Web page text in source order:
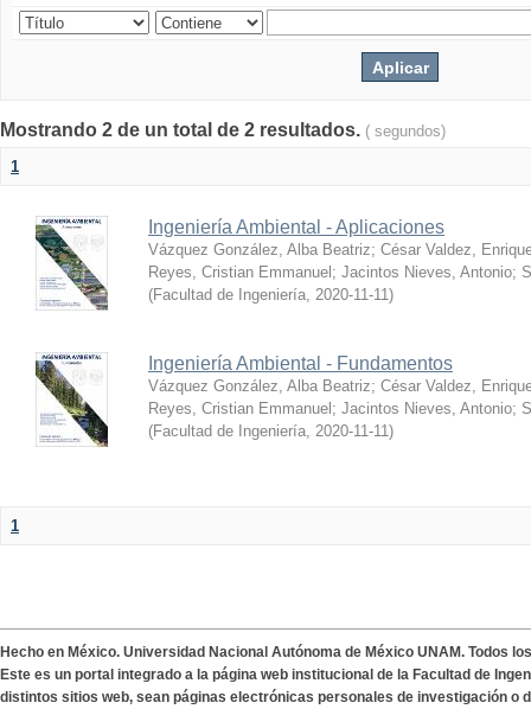
Mostrando 2 de un total de 2 resultados. ( segundos)
1
Ingeniería Ambiental - Aplicaciones
Vázquez González, Alba Beatriz; César Valdez,
Reyes, Cristian Emmanuel ; Jacintos Nieves, Antonio;
(Facultad de Ingeniería, 2020-11-11)
Ingeniería Ambiental - Fundamentos
Vázquez González, Alba Beatriz; César Valdez,
Reyes, Cristian Emmanuel ; Jacintos Nieves, Antonio;
(Facultad de Ingeniería, 2020-11-11)
1
Hecho en México. Universidad Nacional Autónoma de México UNAM. Todos
Este es un portal integrado a la página web institucional de la Facultad de
distintos sitios web, sean páginas electrónicas personales de investigación o